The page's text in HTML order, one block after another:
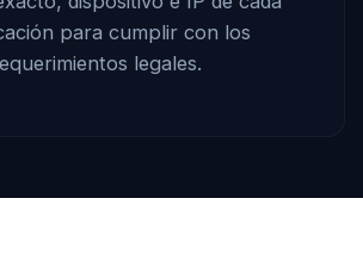
para cumplir con los
legales.